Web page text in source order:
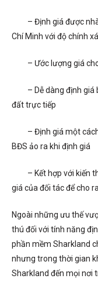
– Định giá được nhà
Chí Minh với độ chính
– Ước lượng giá
– Dễ dàng định giá
đất trực tiếp
– Định giá một cách
BĐS ảo ra khi định giá
– Kết hợp với kiến
giá của đối tác để cho
Ngoài những ưu thế
thú đối với tính năng
phần mềm Sharkland
nhưng trong thời gian
Sharkland đến mọi nơi